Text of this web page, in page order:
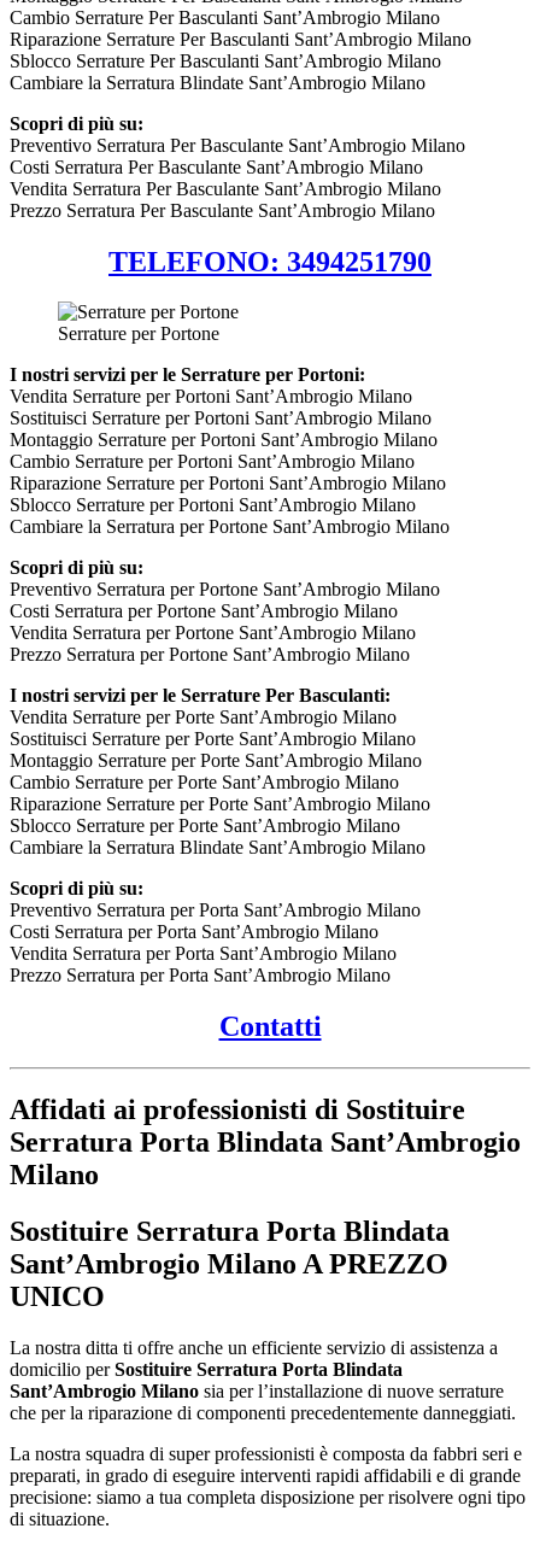
Cambio Serrature Per Basculanti Sant’Ambrogio Milano
Riparazione Serrature Per Basculanti Sant’Ambrogio Milano
Sblocco Serrature Per Basculanti Sant’Ambrogio Milano
Cambiare la Serratura Blindate Sant’Ambrogio Milano
Scopri di più su:
Preventivo Serratura Per Basculante Sant’Ambrogio Milano
Costi Serratura Per Basculante Sant’Ambrogio Milano
Vendita Serratura Per Basculante Sant’Ambrogio Milano
Prezzo Serratura Per Basculante Sant’Ambrogio Milano
TELEFONO: 3494251790
Serrature per Portone
I nostri servizi per le Serrature per Portoni:
Vendita Serrature per Portoni Sant’Ambrogio Milano
Sostituisci Serrature per Portoni Sant’Ambrogio Milano
Montaggio Serrature per Portoni Sant’Ambrogio Milano
Cambio Serrature per Portoni Sant’Ambrogio Milano
Riparazione Serrature per Portoni Sant’Ambrogio Milano
Sblocco Serrature per Portoni Sant’Ambrogio Milano
Cambiare la Serratura per Portone Sant’Ambrogio Milano
Scopri di più su:
Preventivo Serratura per Portone Sant’Ambrogio Milano
Costi Serratura per Portone Sant’Ambrogio Milano
Vendita Serratura per Portone Sant’Ambrogio Milano
Prezzo Serratura per Portone Sant’Ambrogio Milano
I nostri servizi per le Serrature Per Basculanti:
Vendita Serrature per Porte Sant’Ambrogio Milano
Sostituisci Serrature per Porte Sant’Ambrogio Milano
Montaggio Serrature per Porte Sant’Ambrogio Milano
Cambio Serrature per Porte Sant’Ambrogio Milano
Riparazione Serrature per Porte Sant’Ambrogio Milano
Sblocco Serrature per Porte Sant’Ambrogio Milano
Cambiare la Serratura Blindate Sant’Ambrogio Milano
Scopri di più su:
Preventivo Serratura per Porta Sant’Ambrogio Milano
Costi Serratura per Porta Sant’Ambrogio Milano
Vendita Serratura per Porta Sant’Ambrogio Milano
Prezzo Serratura per Porta Sant’Ambrogio Milano
Contatti
Affidati ai professionisti di Sostituire
Serratura Porta Blindata Sant’Ambrogio
Milano
Sostituire Serratura Porta Blindata
Sant’Ambrogio Milano A PREZZO
UNICO
La nostra ditta ti offre anche un efficiente servizio di assistenza a
domicilio perSostituire Serratura Porta Blindata
Sant’Ambrogio Milano sia per l’installazione di nuove serrature
che per la riparazione di componenti precedentemente danneggiati.
La nostra squadra di super professionisti è composta da fabbri seri e
preparati, in grado di eseguire interventi rapidi affidabili e di grande
precisione: siamo a tua completa disposizione per risolvere ogni tipo
di situazione.